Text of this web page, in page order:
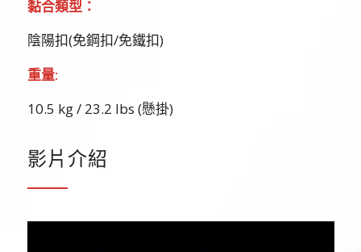
黏合類型：
陰陽扣(免鋼扣/免鐵扣)
重量:
10.5 kg / 23.2 lbs (懸掛)
影片介紹